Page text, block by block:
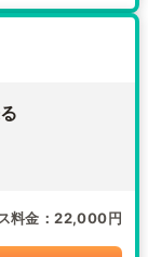
料金 22,000円